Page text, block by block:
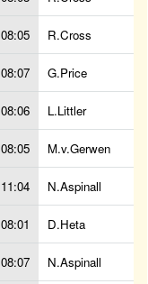
08:05 R.Cross
08:07 G.Price
08:06 L.Littler
08:05 M.v.Gerwen
11:04 N.Aspinall
08:01 D.Heta
08:07 N.Aspinall